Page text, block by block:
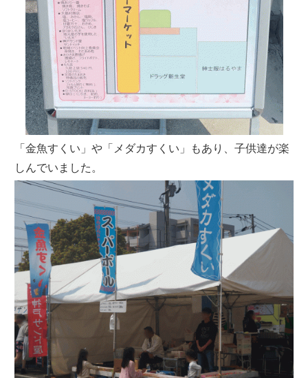
「金魚すくい」や「メダカすくい」もあり、子供達が楽
しんでいました。